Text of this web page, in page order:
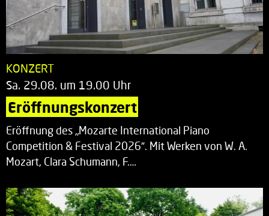
KONZERT
Sa. 29.08. um 19.00 Uhr
Eröffnungskonzert
Eröffnung des „Mozarte International Piano
Competition & Festival 2026“. Mit Werken von W. A.
Mozart, Clara Schumann, F.…